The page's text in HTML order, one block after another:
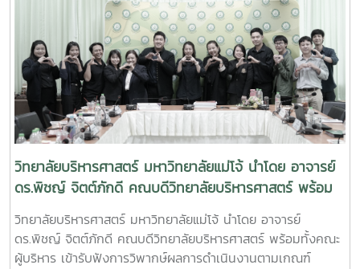
ดร.ศิริโสภา สันติทฤษฎีกร รองคณบดีฝ่ายวิชาการและพัฒนา
คุณภาพ และได้รับเกียรติจาก ผู้ช่วยศาสตราจารย์ ดร.กฤษณะ ลา
น้ำเที่ยงเป็นวิทยากรบรรยายให้ความรู้เกี่ยวกับการวิเคราะห์ความ
ต้องการของผู้มีส่วนได้ส่วนเสีย การกำหนดผลลัพธ์การเรียนรู้
ระดับหลักสูตร (PLOs) การออกแบบรายวิชาและหลักสูตรการจัดทำ
Curriculum Mapping ตลอดจนการกำหนด Course Learning
Outcomes ให้เชื่อมโยงกับ PLOs อย่างเป็นระบบ
วิทยาลัยบริหารศาสตร์ มหาวิทยาลัยแม่โจ้ นำโดย อาจารย์
ดร.พิชญ์ จิตต์ภักดี คณบดีวิทยาลัยบริหารศาสตร์ พร้อม
ทั้งคณะผู้บริหาร เข้ารับฟังการวิพากษ์ผลการดำเนินงาน
ตามเกณฑ์ EdPEx ประจำปีการศึกษา 2568
วิทยาลัยบริหารศาสตร์ มหาวิทยาลัยแม่โจ้ นำโดย อาจารย์
ดร.พิชญ์ จิตต์ภักดี คณบดีวิทยาลัยบริหารศาสตร์ พร้อมทั้งคณะ
ผู้บริหาร เข้ารับฟังการวิพากษ์ผลการดำเนินงานตามเกณฑ์